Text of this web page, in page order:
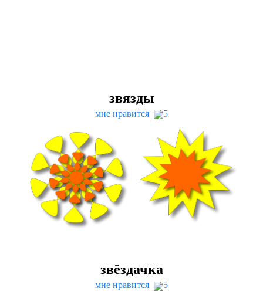
звязды
мне нравится 5
звёздачка
мне нравится 5